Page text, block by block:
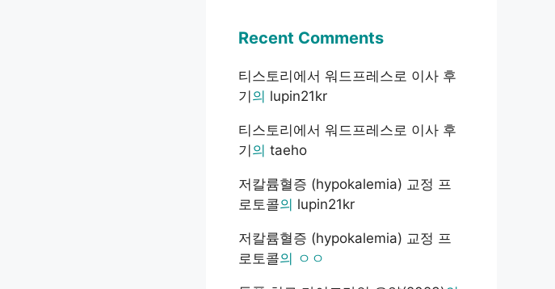
Recent Comments
티스토리에서 워드프레스로 이사 후
기 의 lupin21kr
티스토리에서 워드프레스로 이사 후
기 의 taeho
저칼륨혈증 (hypokalemia) 교정 프
로토콜의 lupin21kr
저칼륨혈증 (hypokalemia) 교정 프
로토콜의 ㅇㅇ